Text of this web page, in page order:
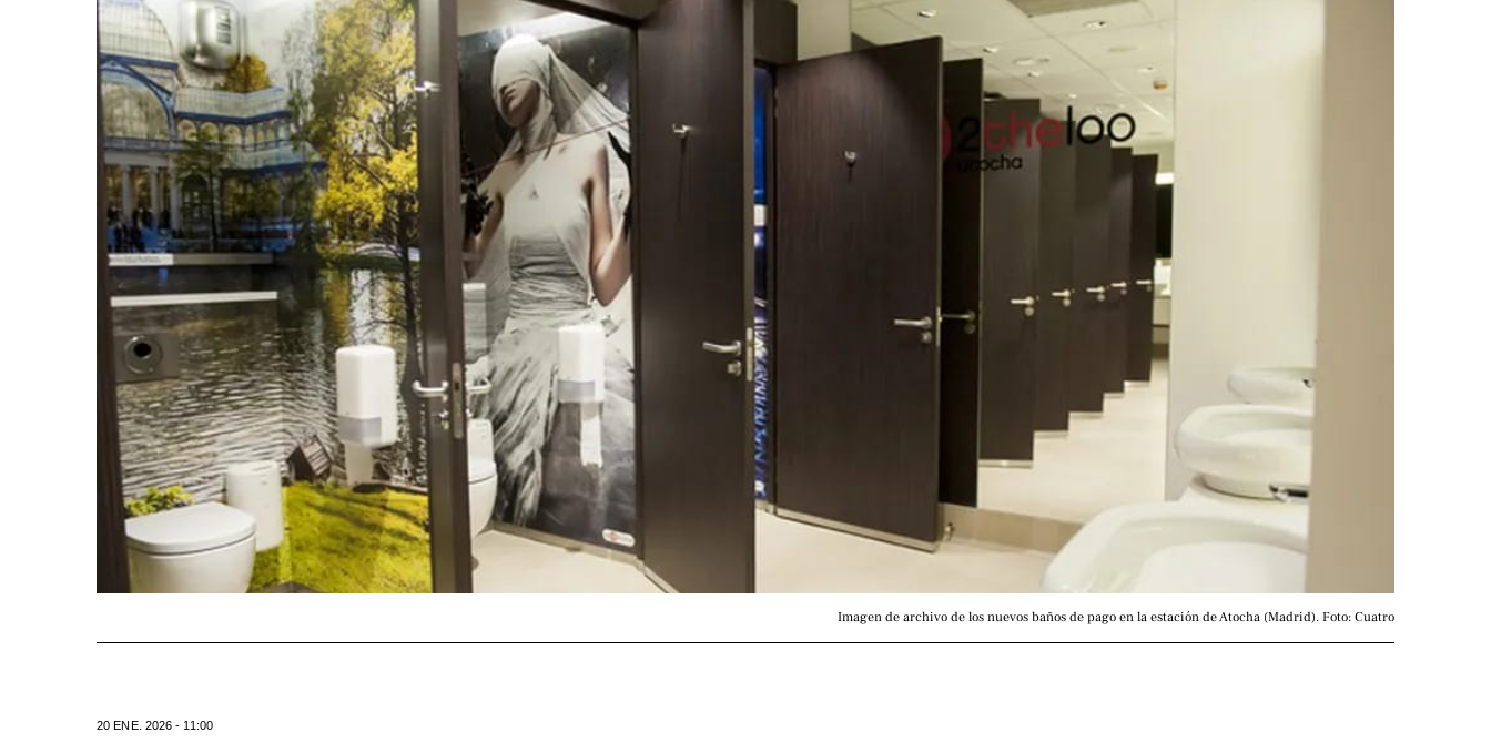
Imagen de archivo de los nuevos baños de pago en la estación de Atocha (Madrid). Foto: Cuatro
20 ENE. 2026 - 11:00